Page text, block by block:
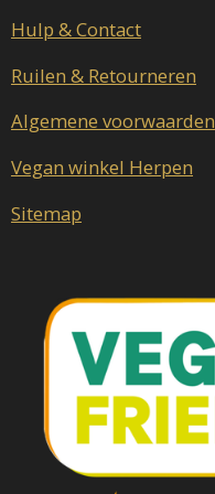
Hulp & Contact
Ruilen & Retourneren
Algemene voorwaarden
Vegan winkel Herpen
Sitemap